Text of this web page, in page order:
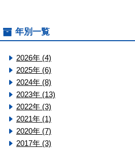
年別一覧
2026年 (4)
2025年 (6)
2024年 (8)
2023年 (13)
2022年 (3)
2021年 (1)
2020年 (7)
2017年 (3)